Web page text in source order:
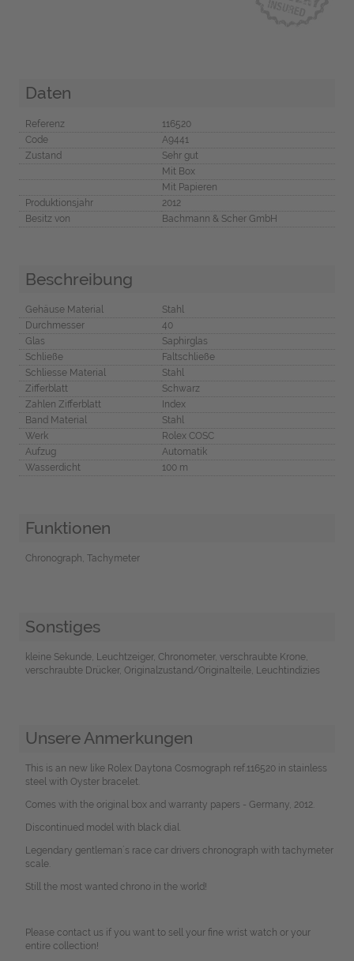
Daten
Referenz
116520
Code
A9441
Zustand
Sehr gut
Mit Box
Mit Papieren
Produktionsjahr
2012
Besitz von
Bachmann & Scher GmbH
Beschreibung
Gehäuse Material
Stahl
Durchmesser
40
Glas
Saphirglas
Schließe
Faltschließe
Schliesse Material
Stahl
Zifferblatt
Schwarz
Zahlen Zifferblatt
Index
Band Material
Stahl
Werk
Rolex COSC
Aufzug
Automatik
Wasserdicht
100 m
Funktionen
Chronograph, Tachymeter
Sonstiges
kleine Sekunde, Leuchtzeiger, Chronometer, verschraubte Krone,
verschraubte Drücker, Originalzustand/Originalteile, Leuchtindizies
Unsere Anmerkungen
This is an new like Rolex Daytona Cosmograph ref.116520 in stainless
steel with Oyster bracelet.
Comes with the original box and warranty papers - Germany, 2012.
Discontinued model with black dial.
Legendary gentleman´s race car drivers chronograph with tachymeter
scale.
Still the most wanted chrono in the world!
Please contact us if you want to sell your fine wrist watch or your
entire collection!